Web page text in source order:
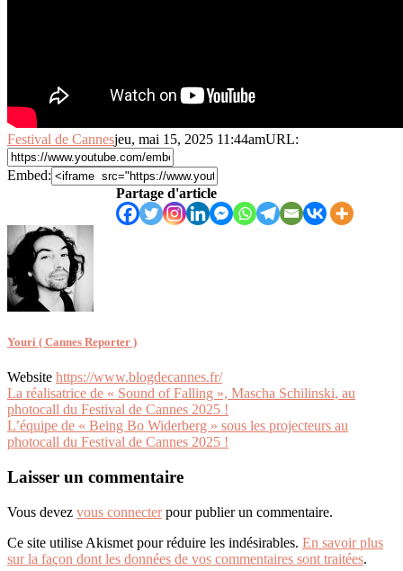
Festival de Cannesjeu, mai 15, 2025 11:44amURL:
Embed:
Partage d'article
Youri ( Cannes Reporter )
Website https://www.blogdecannes.fr/
Navigation
de
l’article
La réalisatrice de « Sound of Falling », Mascha Schilinski, au
photocall du Festival de Cannes 2025 !
L’équipe de « Being Bo Widerberg » sous les projecteurs au
photocall du Festival de Cannes 2025 !
Laisser un commentaire
Vous devez vous connecterpour publier un commentaire.
Ce site utilise Akismet pour réduire les indésirables. En savoir plus
sur la façon dont les données de vos commentaires sont traitées.